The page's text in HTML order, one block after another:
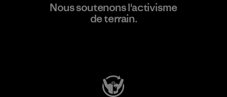
Nous soutenons l'activisme
de terrain.